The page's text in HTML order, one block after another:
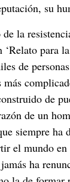
su
la
para la
de
de
de un
siempre ha
el mundo
ha